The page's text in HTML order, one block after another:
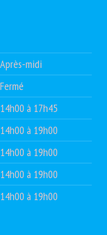
Après-midi
Fermé
14h00 à 17h45
14h00 à 19h00
14h00 à 19h00
14h00 à 19h00
14h00 à 19h00